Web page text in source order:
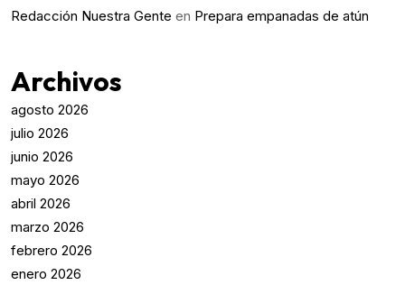
Redacción Nuestra Gente en Prepara empanadas de atún
Archivos
agosto 2026
julio 2026
junio 2026
mayo 2026
abril 2026
marzo 2026
febrero 2026
enero 2026